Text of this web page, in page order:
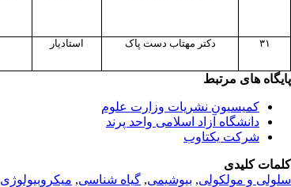
۳۱ دکتر مهتاب دست پاک استادیار
پایگاه های مرتبط
کمیسیون نشریات وزارت علوم
دانشگاه آزاد اسلامی واحد پرند
شرکت یکتاوب
کلمات کلیدی
سلولی و مولکولی, بیوشیمی, گیاه شناسی, میکروبیولوژی